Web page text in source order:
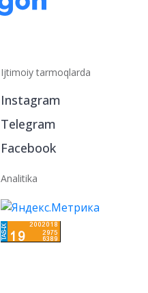
Ijtimoiy tarmoqlarda
Instagram
Telegram
Facebook
Analitika